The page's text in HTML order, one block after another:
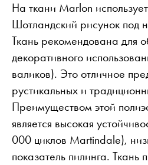
ПАРТНЕРЫ
На ткани Marlon
Шотландский рисунок под
Ткань рекомендована для
декоративного
валиков). Это отличное
рустикальных и
Преимуществом этой
является высокая
000 циклов Martindale),
показатель пилинга. Ткань